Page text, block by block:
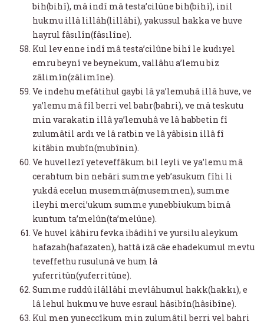
bih(bihî), mâ indî mâ testa’cilûne bih(bihî), inil
hukmu illâ lillâh(lillâhi), yakussul hakka ve huve
hayrul fâsılîn(fâsılîne).
Kul lev enne indî mâ testa’cilûne bihî le kudıyel
emru beynî ve beynekum, vallâhu a’lemu biz
zâlimîn(zâlimîne).
Ve indehu mefâtihul gaybi lâ ya’lemuhâ illâ huve, ve
ya’lemu mâ fîl berri vel bahr(bahri), ve mâ teskutu
min varakatin illâ ya’lemuhâ ve lâ habbetin fî
zulumâtil ardı ve lâ ratbin ve lâ yâbisin illâ fî
kitâbin mubîn(mubînin).
Ve huvellezî yeteveffâkum bil leyli ve ya’lemu mâ
cerahtum bin nehâri summe yeb’asukum fîhi li
yukdâ ecelun musemmâ(musemmen), summe
ileyhi merci’ukum summe yunebbiukum bimâ
kuntum ta’melûn(ta’melûne).
Ve huvel kâhiru fevka ibâdihî ve yursilu aleykum
hafazah(hafazaten), hattâ izâ câe ehadekumul mevtu
teveffethu rusulunâ ve hum lâ
yuferritûn(yuferritûne).
Summe ruddû ilâllâhi mevlâhumul hakk(hakkı), e
lâ lehul hukmu ve huve esraul hâsibîn(hâsibîne).
Kul men yuneccîkum min zulumâtil berri vel bahri